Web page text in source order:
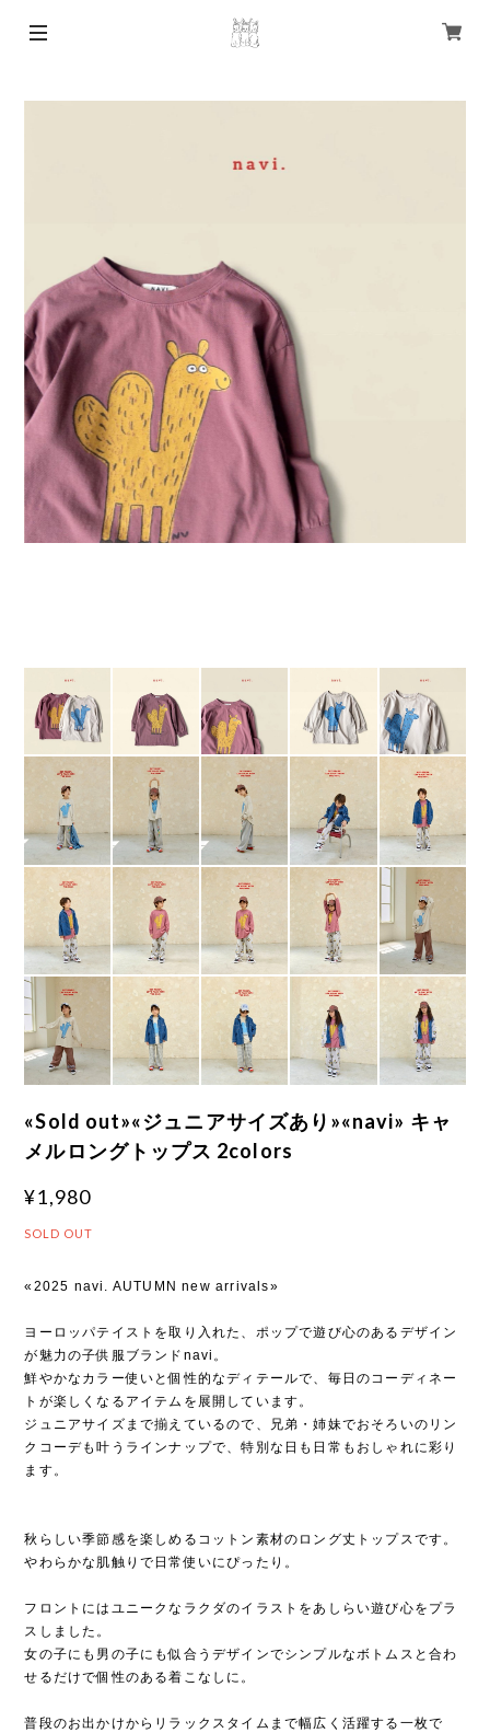
«Sold out»«ジュニアサイズあり»«navi» キャ
メルロングトップス 2colors
¥1,980
SOLD OUT
«2025 navi. AUTUMN new arrivals»
ヨーロッパテイストを取り入れた、ポップで遊び心のあるデザイン
が魅力の子供服ブランドnavi。
鮮やかなカラー使いと個性的なディテールで、毎日のコーディネー
トが楽しくなるアイテムを展開しています。
ジュニアサイズまで揃えているので、兄弟・姉妹でおそろいのリン
クコーデも叶うラインナップで、特別な日も日常もおしゃれに彩り
ます。
秋らしい季節感を楽しめるコットン素材のロング丈トップスです。
やわらかな肌触りで日常使いにぴったり。
フロントにはユニークなラクダのイラストをあしらい遊び心をプラ
スしました。
女の子にも男の子にも似合うデザインでシンプルなボトムスと合わ
せるだけで個性のある着こなしに。
普段のお出かけからリラックスタイムまで幅広く活躍する一枚で